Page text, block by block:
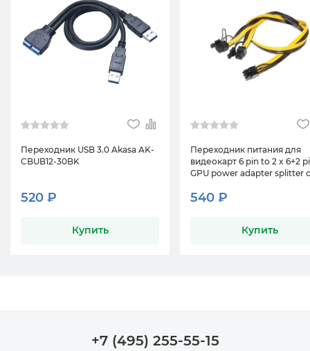
Переходник USB 3.0 Akasa AK-
CBUB12-30BK
520 ₽
Купить
Переходник питания для
видеокарт 6 pin to 2 x 6+2
GPU power adapter splitter
540 ₽
Купить
+7 (495) 255-55-15